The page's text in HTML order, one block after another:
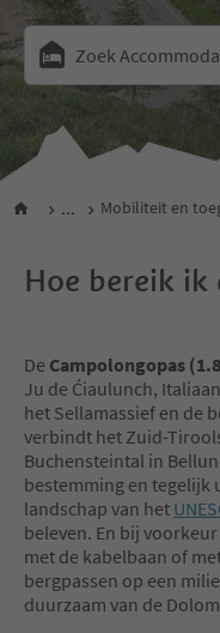
Zoek
... Mobiliteit en
Hoe bereik ik
De Campolongopas
Ju de Ćiaulunch,
het Sellamassief en de
verbindt het Zuid-
Buchensteintal in
bestemming en tegelijk
landschap van het
beleven. En bij
met de kabelbaan of
bergpassen op een
duurzaam van de